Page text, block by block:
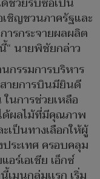
ชิญชวนภาครัฐและ
รกระจายผลผลิต
นายพิชัยกล่าว
กรรมการบริหาร
สายการบินมียินดี
นการช่วยเหลือ
ด้ผลไม้ที่มีคุณภาพ
เป็นทางเลือกให้ผู้
ประเทศ ครอบคลุม
อร์เอเชีย เอ็กซ์